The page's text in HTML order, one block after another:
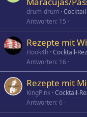
drum-drum
Antworten 15
Rezepte mit
Hook4h Cocktail-
Antworten 16
Rezepte mit
KingPink Cocktail-
Antworten 6